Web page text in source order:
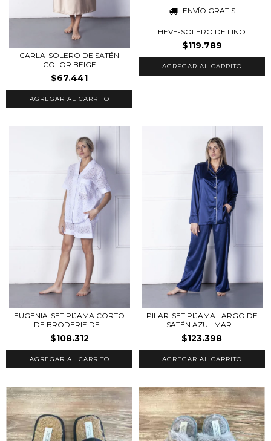
CARLA-SOLERO DE SATÉN
COLOR BEIGE
$67.441
AGREGAR AL CARRITO
ENVÍO GRATIS
HEVE-SOLERO DE LINO
$119.789
AGREGAR AL CARRITO
EUGENIA-SET PIJAMA CORTO
DE BRODERIE DE...
$108.312
AGREGAR AL CARRITO
PILAR-SET PIJAMA LARGO DE
SATÉN AZUL MAR...
$123.398
AGREGAR AL CARRITO